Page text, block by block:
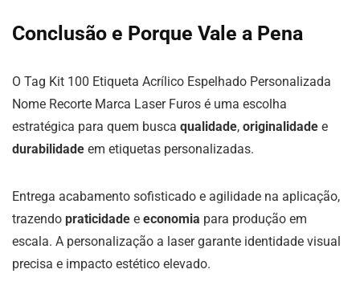
Conclusão e Porque Vale a Pena
O Tag Kit 100 Etiqueta Acrílico Espelhado Personalizada
Nome Recorte Marca Laser Furos é uma escolha
estratégica para quem busca qualidade, originalidade e
durabilidade em etiquetas personalizadas.
Entrega acabamento sofisticado e agilidade na aplicação,
trazendo praticidade e economia para produção em
escala. A personalização a laser garante identidade visual
precisa e impacto estético elevado.